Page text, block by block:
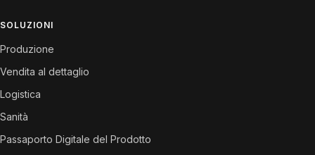
SOLUZIONI
Produzione
Vendita al dettaglio
Logistica
Sanità
Passaporto Digitale del Prodotto